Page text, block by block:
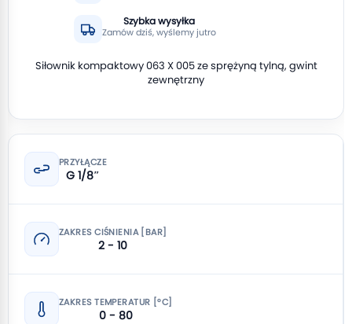
Szybka wysyłka
Zamów dziś, wyślemy jutro
Siłownik kompaktowy 063 X 005 ze sprężyną tylną, gwint
zewnętrzny
PRZYŁĄCZE
G 1/8″
ZAKRES CIŚNIENIA [BAR]
2 - 10
ZAKRES TEMPERATUR [°C]
0 - 80